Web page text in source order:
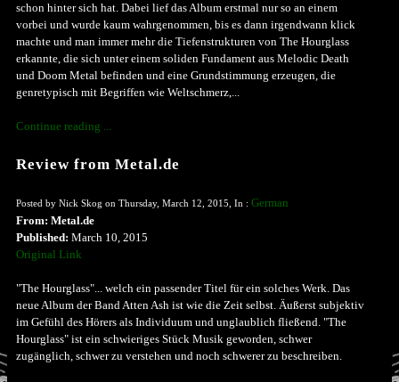
schon hinter sich hat. Dabei lief das Album erstmal nur so an einem
vorbei und wurde kaum wahrgenommen, bis es dann irgendwann klick
machte und man immer mehr die Tiefenstrukturen von The Hourglass
erkannte, die sich unter einem soliden Fundament aus Melodic Death
und Doom Metal befinden und eine Grundstimmung erzeugen, die
genretypisch mit Begriffen wie Weltschmerz,...
Continue reading ...
Review from Metal.de
Posted by Nick Skog on Thursday, March 12, 2015, In : German
From: Metal.de
Published: March 10, 2015
Original Link
"The Hourglass"... welch ein passender Titel für ein solches Werk. Das
neue Album der Band Atten Ash ist wie die Zeit selbst. Äußerst subjektiv
im Gefühl des Hörers als Individuum und unglaublich fließend. "The
Hourglass" ist ein schwieriges Stück Musik geworden, schwer
zugänglich, schwer zu verstehen und noch schwerer zu beschreiben.